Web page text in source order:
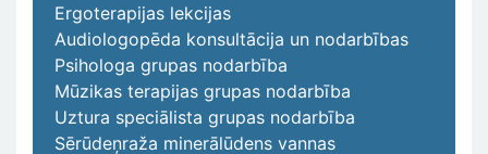
Ergoterapijas lekcijas
Audiologopēda konsultācija un nodarbības
Psihologa grupas nodarbība
Mūzikas terapijas grupas nodarbība
Uztura speciālista grupas nodarbība
Sērūdeņraža minerālūdens vannas